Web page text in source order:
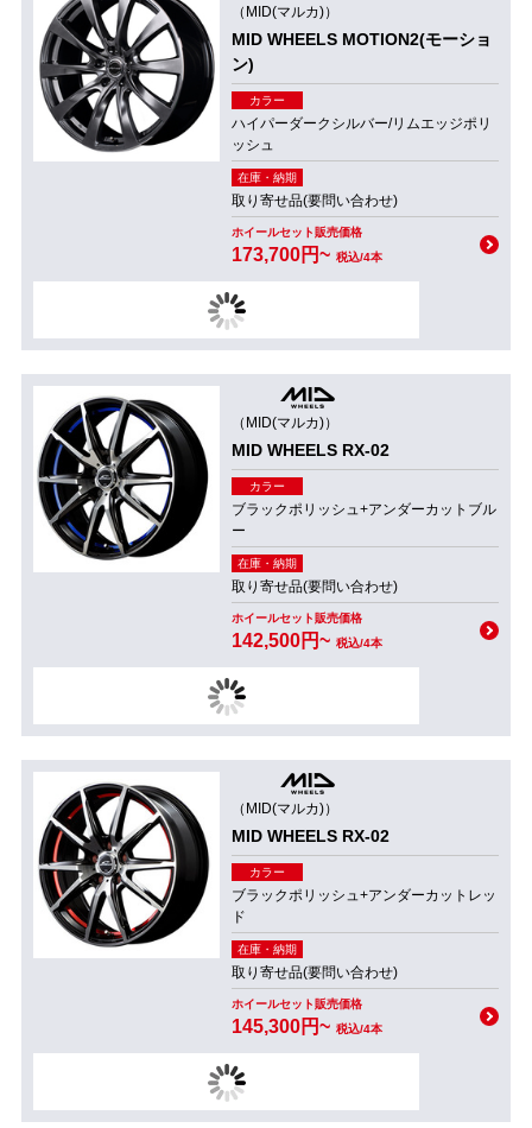
（MID(マルカ)）
MID WHEELS MOTION2(モーショ
ン)
カラー
ハイパーダークシルバー/リムエッジポリ
ッシュ
在庫・納期
取り寄せ品(要問い合わせ)
ホイールセット販売価格
173,700円~ 税込/4本
（MID(マルカ)）
MID WHEELS RX-02
カラー
ブラックポリッシュ+アンダーカットブル
ー
在庫・納期
取り寄せ品(要問い合わせ)
ホイールセット販売価格
142,500円~ 税込/4本
（MID(マルカ)）
MID WHEELS RX-02
カラー
ブラックポリッシュ+アンダーカットレッ
ド
在庫・納期
取り寄せ品(要問い合わせ)
ホイールセット販売価格
145,300円~ 税込/4本